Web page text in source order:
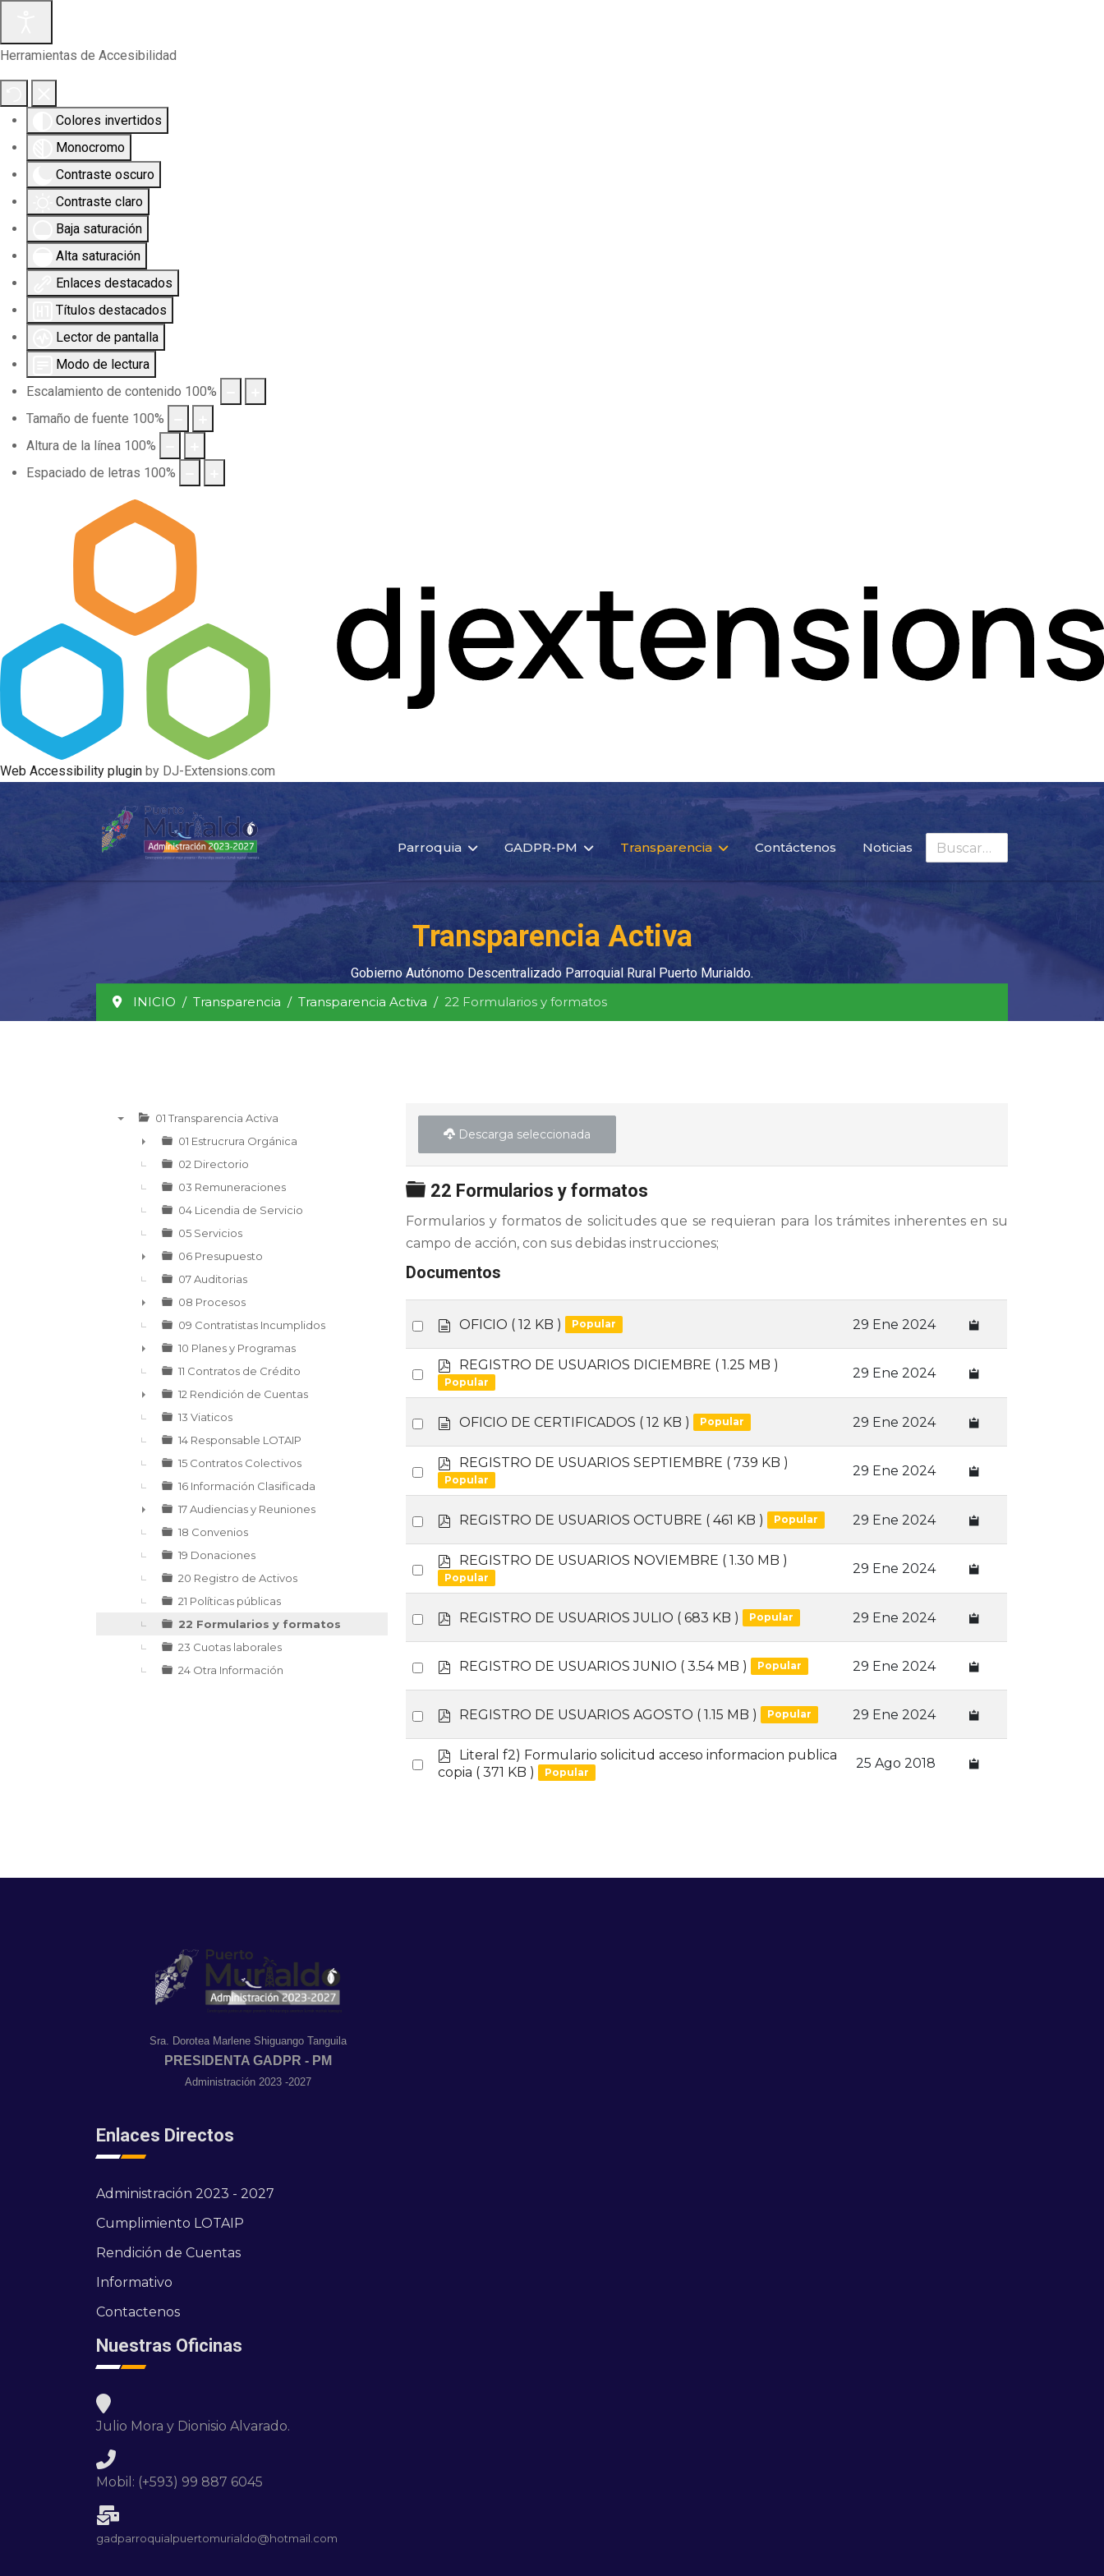
Herramientas de Accesibilidad
Colores invertidos
Monocromo
Contraste oscuro
Contraste claro
Baja saturación
Alta saturación
Enlaces destacados
Títulos destacados
Lector de pantalla
Modo de lectura
Escalamiento de contenido 100%
Tamaño de fuente 100%
Altura de la línea 100%
Espaciado de letras 100%
Web Accessibility plugin by DJ-Extensions.com
Parroquia GADPR-PM Transparencia Contáctenos Noticias Buscar
Transparencia Activa
Gobierno Autónomo Descentralizado Parroquial Rural Puerto Murialdo.
INICIO
Transparencia Transparencia Activa 22 Formularios y formatos
01 Transparencia Activa
►
01 Estrucrura Orgánica
02 Directorio
03 Remuneraciones
04 Licendia de Servicio
05 Servicios
►
06 Presupuesto
07 Auditorias
►
08 Procesos
09 Contratistas Incumplidos
►
10 Planes y Programas
11 Contratos de Crédito
►
12 Rendición de Cuentas
13 Viaticos
14 Responsable LOTAIP
15 Contratos Colectivos
16 Información Clasificada
►
17 Audiencias y Reuniones
18 Convenios
19 Donaciones
20 Registro de Activos
21 Políticas públicas
22 Formularios y formatos
23 Cuotas laborales
24 Otra Información
Descarga seleccionada
Carpeta
22 Formularios y formatos
Formularios y formatos de solicitudes que se requieran para los trámites inherentes en su
campo de acción, con sus debidas instrucciones;
Documentos
Select
an
item
d
u
m
n
o
OFICIO ( 12 KB ) Popular 29 Ene 2024
Select
an
item
p
d
f
REGISTRO DE USUARIOS DICIEMBRE ( 1.25 MB )
Popular
29 Ene 2024
Select
an
item
d
u
m
n
o
OFICIO DE CERTIFICADOS ( 12 KB ) Popular 29 Ene 2024
Select
an
item
p
d
f
REGISTRO DE USUARIOS SEPTIEMBRE ( 739 KB )
Popular
29 Ene 2024
Select
an
item
pREGISTRO DE USUARIOS OCTUBRE ( 461 KB ) Popular 29 Ene 2024
Select
an
item
p
d
f
REGISTRO DE USUARIOS NOVIEMBRE ( 1.30 MB )
Popular
29 Ene 2024
Select
an
item
pREGISTRO DE USUARIOS JULIO ( 683 KB ) Popular 29 Ene 2024
Select
an
item
pREGISTRO DE USUARIOS JUNIO ( 3.54 MB ) Popular 29 Ene 2024
Select
an
item
pREGISTRO DE USUARIOS AGOSTO ( 1.15 MB ) Popular 29 Ene 2024
Select
p
d
Literal f2) Formulario solicitud acceso informacion publica
copia ( 371 KB ) Popular
25 Ago 2018
Sra. Dorotea Marlene Shiguango Tanguila
PRESIDENTA GADPR - PM
Administración 2023 -2027
Enlaces Directos
Administración 2023 - 2027
Cumplimiento LOTAIP
Rendición de Cuentas
Informativo
Contactenos
Nuestras Oficinas
Julio Mora y Dionisio Alvarado.
Mobil: (+593) 99 887 6045
gadparroquialpuertomurialdo@hotmail.com